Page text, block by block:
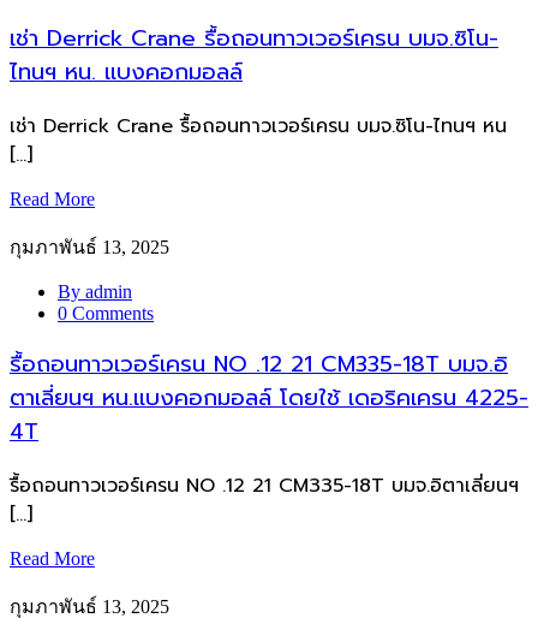
เช่า Derrick Crane รื้อถอนทาวเวอร์เครน บมจ.ซิโน-
ไทนฯ หน. แบงคอกมอลล์
เช่า Derrick Crane รื้อถอนทาวเวอร์เครน บมจ.ซิโน-ไทนฯ หน
[…]
Read More
กุมภาพันธ์ 13, 2025
By admin
0 Comments
รื้อถอนทาวเวอร์เครน NO .12 21 CM335-18T บมจ.อิ
ตาเลี่ยนฯ หน.แบงคอกมอลล์ โดยใช้ เดอริคเครน 4225-
4T
รื้อถอนทาวเวอร์เครน NO .12 21 CM335-18T บมจ.อิตาเลี่ยนฯ
[…]
Read More
กุมภาพันธ์ 13, 2025